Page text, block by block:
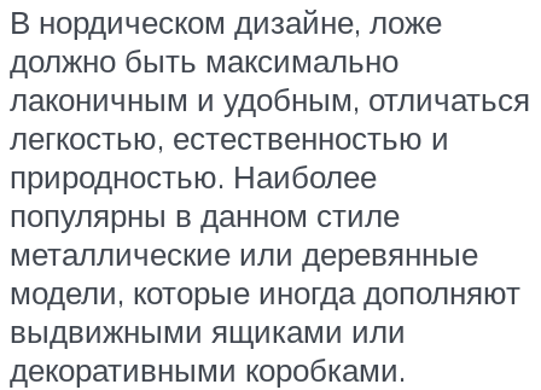
В нордическом дизайне, ложе
должно быть максимально
лаконичным и удобным, отличаться
легкостью, естественностью и
природностью. Наиболее
популярны в данном стиле
металлические или деревянные
модели, которые иногда дополняют
выдвижными ящиками или
декоративными коробками.